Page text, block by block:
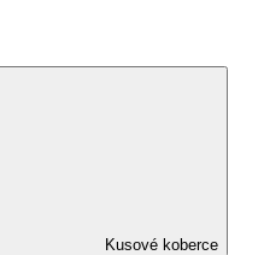
Kusové koberce